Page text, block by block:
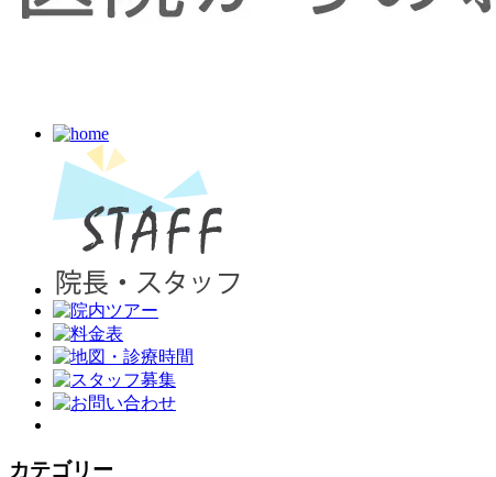
カテゴリー